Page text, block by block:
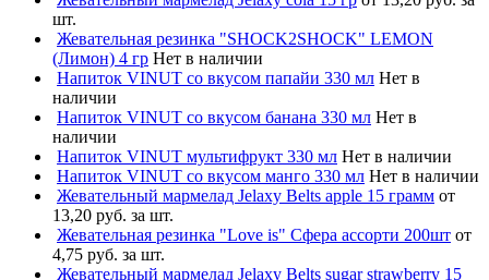
шт.
Жевательная резинка "SHOCK2SHOCK" LEMON
(Лимон) 4 гр Нет в наличии
Напиток VINUT со вкусом папайи 330 мл Нет в
наличии
Напиток VINUT со вкусом банана 330 мл Нет в
наличии
Напиток VINUT мультифрукт 330 мл Нет в наличии
Напиток VINUT со вкусом манго 330 мл Нет в наличии
Жевательный мармелад Jelaxy Belts apple 15 грамм от
13,20 руб. за шт.
Жевательная резинка "Love is" Сфера ассорти 200шт от
4,75 руб. за шт.
Жевательный мармелад Jelaxy Belts sugar strawberry 15